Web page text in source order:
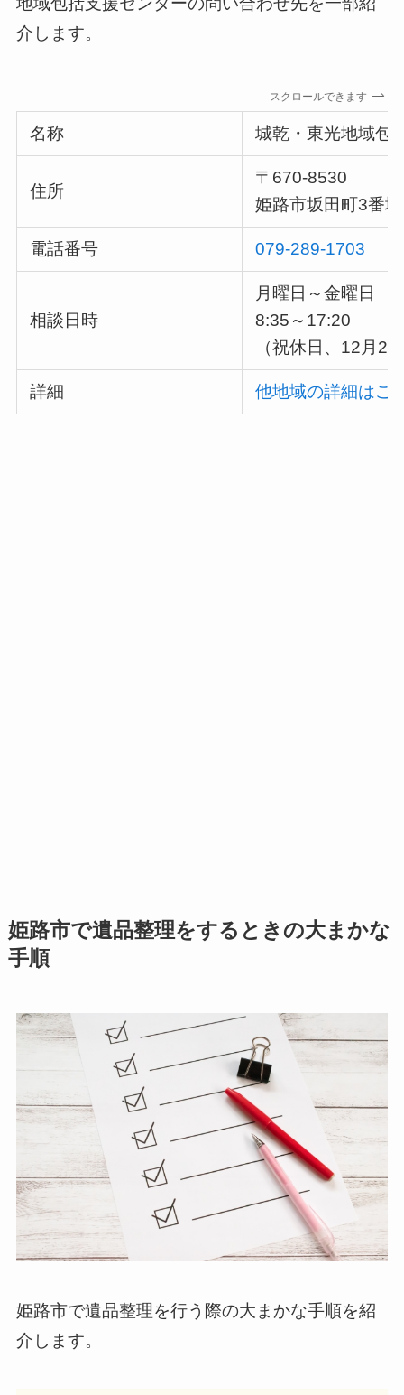
介します。
スクロールできます
名称 城乾・東光地域包
住所
〒670‐8530
姫路市坂田町3番
電話番号 079‐289‐1703
相談日時
月曜日～金曜日
8:35～17:20
（祝休日、12月
詳細 他地域の詳細はこ
姫路市で遺品整理をするときの大まかな
手順
姫路市で遺品整理を行う際の大まかな手順を紹
介します。